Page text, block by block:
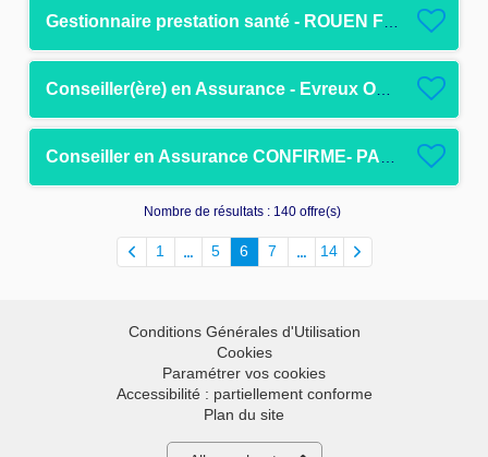
Nombre de résultats : 140 offre(s)
1 5 6 7 14
Conditions Générales d'Utilisation
Cookies
Paramétrer vos cookies
Accessibilité : partiellement conforme
Plan du site